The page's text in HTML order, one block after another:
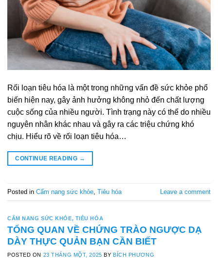
Rối loạn tiêu hóa là một trong những vấn đề sức khỏe phổ
biến hiện nay, gây ảnh hưởng không nhỏ đến chất lượng
cuộc sống của nhiều người. Tình trạng này có thể do nhiều
nguyên nhân khác nhau và gây ra các triệu chứng khó
chịu. Hiểu rõ về rối loạn tiêu hóa…
CONTINUE READING →
Posted in Cẩm nang sức khỏe Tiêu hóa Leave a comment
CẨM NANG SỨC KHỎE, TIÊU HÓA
TỔNG QUAN VỀ CHỨNG TRÀO NGƯỢC DẠ
DÀY THỰC QUẢN BẠN CẦN BIẾT
POSTED ON 23 THÁNG MỘT, 2025 BY BÍCH PHƯƠNG